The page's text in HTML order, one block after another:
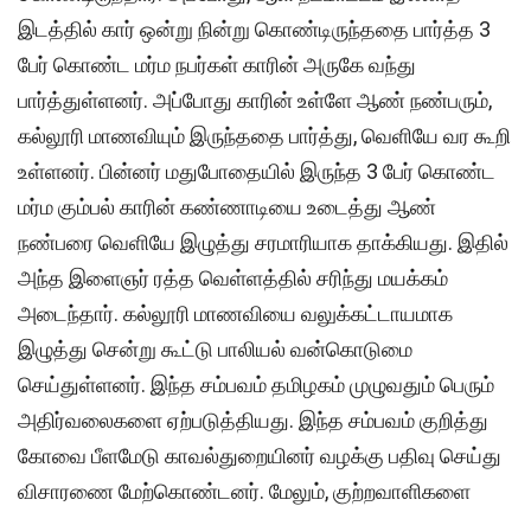
இடத்தில் கார் ஒன்று நின்று கொண்டிருந்ததை பார்த்த 3
பேர் கொண்ட மர்ம நபர்கள் காரின் அருகே வந்து
பார்த்துள்ளனர். அப்போது காரின் உள்ளே ஆண் நண்பரும்,
கல்லூரி மாணவியும் இருந்ததை பார்த்து, வெளியே வர கூறி
உள்ளனர். பின்னர் மதுபோதையில் இருந்த 3 பேர் கொண்ட
மர்ம கும்பல் காரின் கண்ணாடியை உடைத்து ஆண்
நண்பரை வெளியே இழுத்து சரமாரியாக தாக்கியது. இதில்
அந்த இளைஞர் ரத்த வெள்ளத்தில் சரிந்து மயக்கம்
அடைந்தார். கல்லூரி மாணவியை வலுக்கட்டாயமாக
இழுத்து சென்று கூட்டு பாலியல் வன்கொடுமை
செய்துள்ளனர். இந்த சம்பவம் தமிழகம் முழுவதும் பெரும்
அதிர்வலைகளை ஏற்படுத்தியது. இந்த சம்பவம் குறித்து
கோவை பீளமேடு காவல்துறையினர் வழக்கு பதிவு செய்து
விசாரணை மேற்கொண்டனர். மேலும், குற்றவாளிகளை